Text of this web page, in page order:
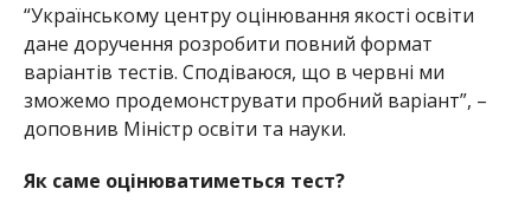
“Українському центру оцінювання якості освіти
дане доручення розробити повний формат
варіантів тестів. Сподіваюся, що в червні ми
зможемо продемонструвати пробний варіант”, –
доповнив Міністр освіти та науки.
Як саме оцінюватиметься тест?